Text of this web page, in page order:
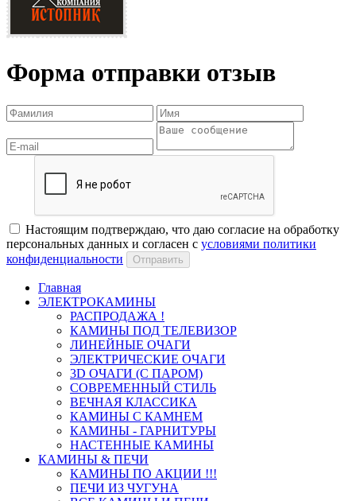
Форма отправки отзыв
Настоящим подтверждаю, что даю согласие на обработку
персональных данных и согласен с условиями политики
конфиденциальности
Отправить
Главная
ЭЛЕКТРОКАМИНЫ
РАСПРОДАЖА !
КАМИНЫ ПОД ТЕЛЕВИЗОР
ЛИНЕЙНЫЕ ОЧАГИ
ЭЛЕКТРИЧЕСКИЕ ОЧАГИ
3D ОЧАГИ (С ПАРОМ)
СОВРЕМЕННЫЙ СТИЛЬ
ВЕЧНАЯ КЛАССИКА
КАМИНЫ С КАМНЕМ
КАМИНЫ - ГАРНИТУРЫ
НАСТЕННЫЕ КАМИНЫ
КАМИНЫ & ПЕЧИ
КАМИНЫ ПО АКЦИИ !!!
ПЕЧИ ИЗ ЧУГУНА